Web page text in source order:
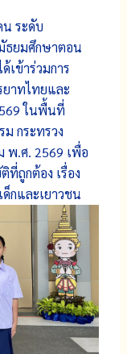
ระดับ
ธยมศึกษาตอน
เข้าร่วมการ
าทไทยและ
ในพื้นที่
กระทรวง
พ.ศ. 2569 เพื่อ
ที่ถูกต้อง เรื่อง
กและเยาวชน